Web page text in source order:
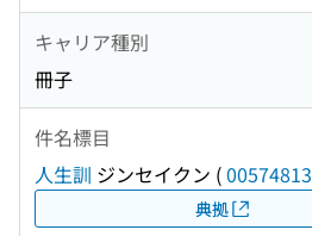
キャリア種別
冊子
件名標目
人生訓 ジンセイクン (00574813
典拠